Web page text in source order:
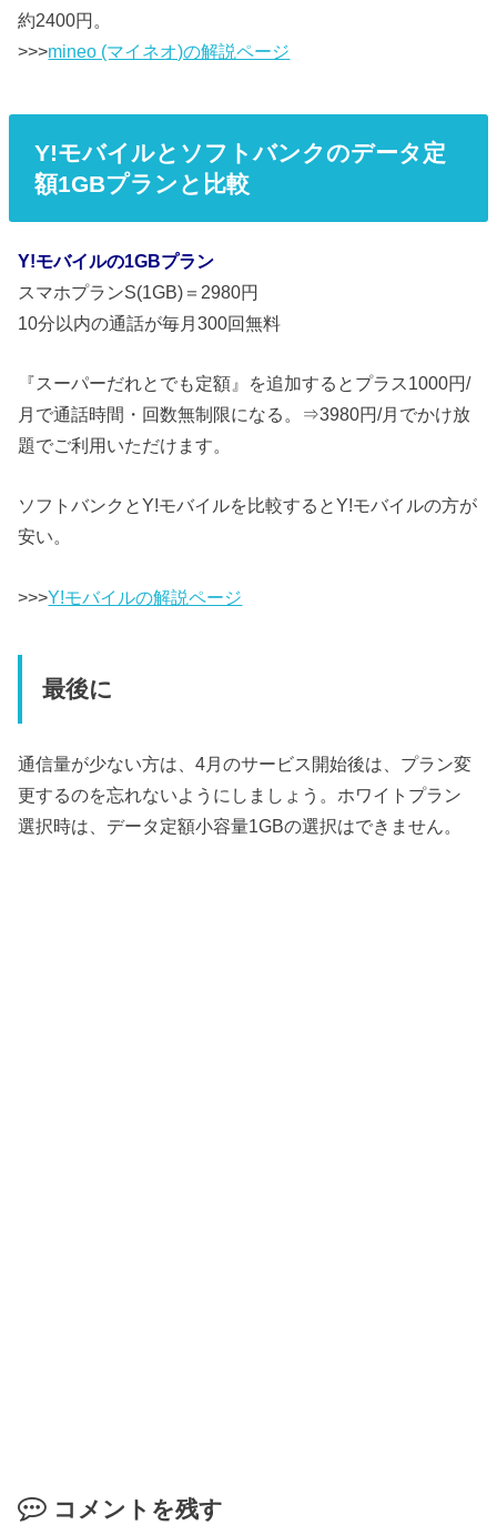
約2400円。
>>>mineo (マイネオ)の解説ページ
Y!モバイルとソフトバンクのデータ定
額1GBプランと比較
Y!モバイルの1GBプラン
スマホプランS(1GB)＝2980円
10分以内の通話が毎月300回無料
『スーパーだれとでも定額』を追加するとプラス1000円/
月で通話時間・回数無制限になる。⇒3980円/月でかけ放
題でご利用いただけます。
ソフトバンクとY!モバイルを比較するとY!モバイルの方が
安い。
>>>Y!モバイルの解説ページ
最後に
通信量が少ない方は、4月のサービス開始後は、プラン変
更するのを忘れないようにしましょう。ホワイトプラン
選択時は、データ定額小容量1GBの選択はできません。
コメントを残す